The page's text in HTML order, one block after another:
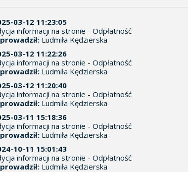
03-12 11:23:05
informacji na stronie - Odpłatność
Ludmiła Kędzierska
03-12 11:22:26
informacji na stronie - Odpłatność
Ludmiła Kędzierska
03-12 11:20:40
informacji na stronie - Odpłatność
Ludmiła Kędzierska
03-11 15:18:36
informacji na stronie - Odpłatność
Ludmiła Kędzierska
10-11 15:01:43
informacji na stronie - Odpłatność
Ludmiła Kędzierska